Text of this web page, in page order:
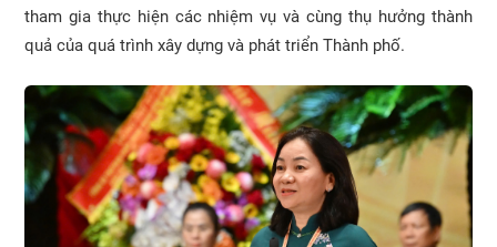
tham gia thực hiện các nhiệm vụ và cùng thụ hưởng thành
quả của quá trình xây dựng và phát triển Thành phố.